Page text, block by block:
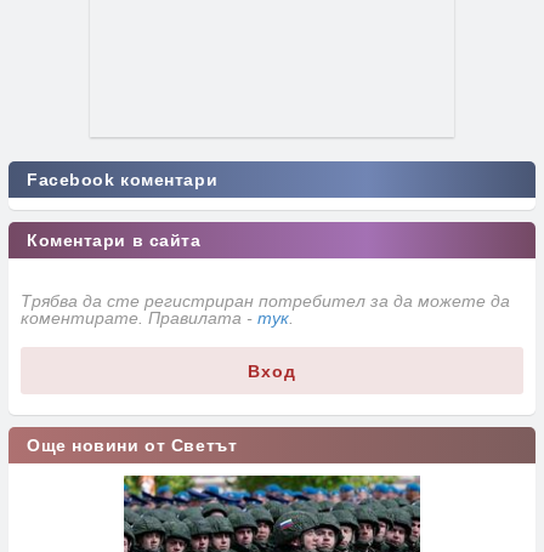
Facebook коментари
Коментари в сайта
Трябва да сте регистриран потребител за да можете да
коментирате. Правилата - тук
Вход
Още новини от Светът